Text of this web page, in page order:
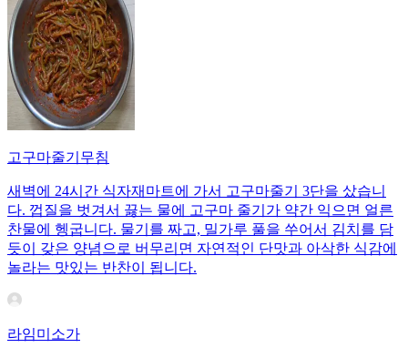
고구마줄기무침
새벽에 24시간 식자재마트에 가서 고구마줄기 3단을 샀습니
다. 껍질을 벗겨서 끓는 물에 고구마 줄기가 약간 익으면 얼른
찬물에 헹굽니다. 물기를 짜고, 밀가루 풀을 쑤어서 김치를 담
듯이 갖은 양념으로 버무리면 자연적인 단맛과 아삭한 식감에
놀라는 맛있는 반찬이 됩니다.
라임미소가